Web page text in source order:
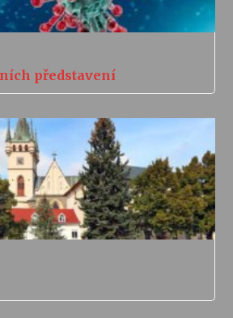
představení